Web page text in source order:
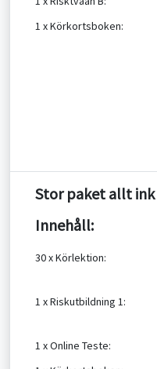
1 x Körkortsboken:
Stor paket allt ink
Innehåll:
30 x Körlektion:
1 x Riskutbildning 1:
1 x Online Teste: